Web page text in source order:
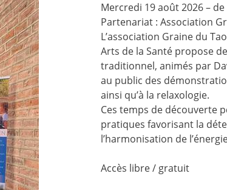
Mercredi 19 août 2026 –
Partenariat : Association
L’association Graine du
Arts de la Santé propose
traditionnel, animés par
au public des
ainsi qu’à la relaxologie.
Ces temps de découverte
pratiques favorisant la
l’harmonisation de
Accès libre / gratuit